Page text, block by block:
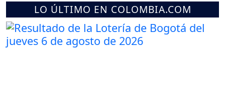
LO ÚLTIMO EN COLOMBIA.COM